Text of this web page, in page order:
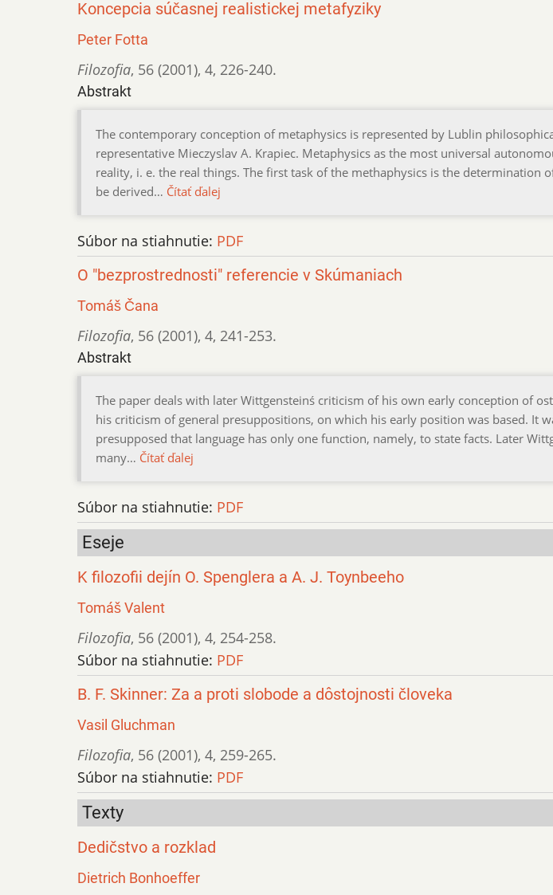
Koncepcia súčasnej realistickej metafyziky
Peter Fotta
Filozofia, 56 (2001), 4, 226-240.
Abstrakt
The contemporary conception of metaphysics is represented by Lublin
representative Mieczyslav A. Krapiec. Metaphysics as the most universal
reality, i. e. the real things. The first task of the methaphysics is the determination
be derived… Čítať ďalej
Súbor na stiahnutie: PDF
O "bezprostrednosti" referencie v Skúmaniach
Tomáš Čana
Filozofia, 56 (2001), 4, 241-253.
Abstrakt
The paper deals with later Wittgensteinś criticism of his own early conception of
his criticism of general presuppositions, on which his early position was based. It
presupposed that language has only one function, namely, to state facts. Later
many… Čítať ďalej
Súbor na stiahnutie: PDF
Eseje
K filozofii dejín O. Spenglera a A. J. Toynbeeho
Tomáš Valent
Filozofia, 56 (2001), 4, 254-258.
Súbor na stiahnutie: PDF
B. F. Skinner: Za a proti slobode a dôstojnosti človeka
Vasil Gluchman
Filozofia, 56 (2001), 4, 259-265.
Súbor na stiahnutie: PDF
Texty
Dedičstvo a rozklad
Dietrich Bonhoeffer